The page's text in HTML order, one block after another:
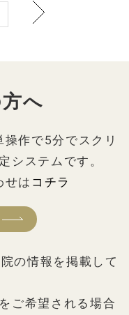
へ
作で5分でスクリ
システムです。
せは コチラ
の情報を掲載して
ご希望される場合